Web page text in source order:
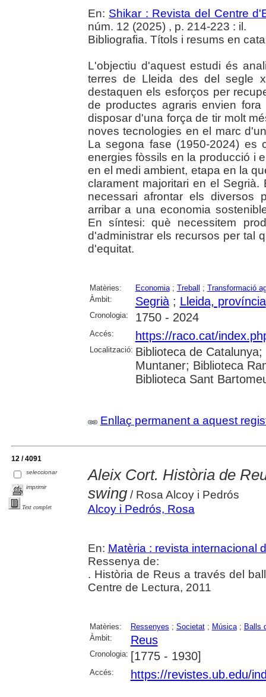
En: Shikar : Revista del Centre
núm. 12 (2025) , p. 214-223 : il.
Bibliografia. Títols i resums en
L'objectiu d'aquest estudi és
terres de Lleida des del segle
destaquen els esforços per
de productes agraris envien
disposar d'una força de tir molt
noves tecnologies en el marc
La segona fase (1950-2024) es
energies fòssils en la producció i
en el medi ambient, etapa en la
clarament majoritari en el
necessari afrontar els diversos
arribar a una economia
En síntesi: què necessitem
d'administrar els recursos per tal
d'equitat.
Matèries: Economia; Treball ; Transformació
Àmbit:
Segrià; Lleida, província
Cronologia: 1750 - 2024
Accés: https://raco.cat/
Localització: Biblioteca de
Muntaner; Biblioteca
Biblioteca Sant
Enllaç permanent a aquest
12 / 4091
seleccionar
imprimir
Text complet
Aleix Cort. Història de
swing/ Rosa Alcoy i Pedrós
Alcoy i Pedrós, Rosa
En: Matèria : revista internacional
Ressenya de:
. Història de Reus a través del
Centre de Lectura, 2011
Matèries: Ressenyes ; Societat; Música; Balls
Àmbit:
Reus
Cronologia: [1775 - 1930]
Accés: https://revistes.ub.edu/